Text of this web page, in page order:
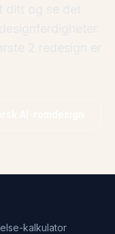
kalkulator